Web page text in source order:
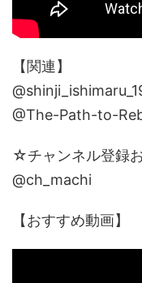
【関連】
@The-Path-to-
☆チャンネル登録
@ch_machi
【おすすめ動画】